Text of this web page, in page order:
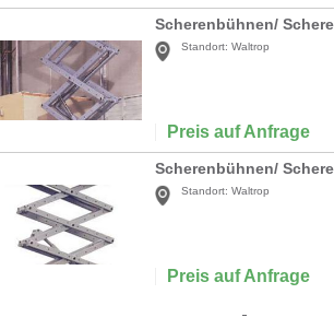
Standort: Waltrop
Preis auf Anfrage
Standort: Waltrop
Preis auf Anfrage